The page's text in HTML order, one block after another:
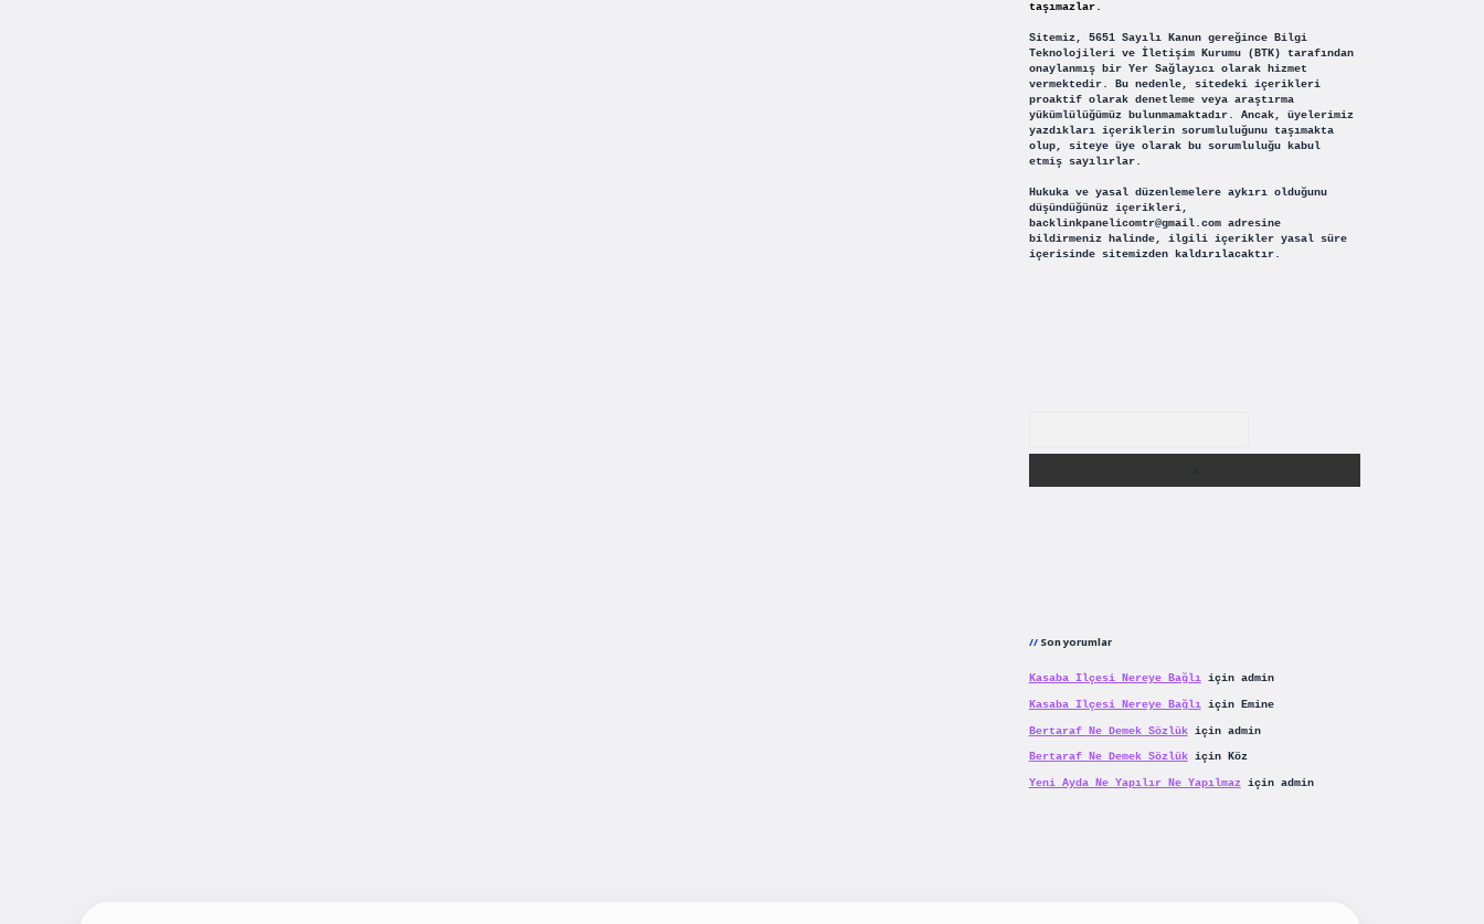
taşımazlar.
Sitemiz, 5651 Sayılı Kanun gereğince Bilgi
Teknolojileri ve İletişim Kurumu (BTK) tarafından
onaylanmış bir Yer Sağlayıcı olarak hizmet
vermektedir. Bu nedenle, sitedeki içerikleri
proaktif olarak denetleme veya araştırma
yükümlülüğümüz bulunmamaktadır. Ancak, üyelerimiz
yazdıkları içeriklerin sorumluluğunu taşımakta
olup, siteye üye olarak bu sorumluluğu kabul
etmiş sayılırlar.
Hukuka ve yasal düzenlemelere aykırı olduğunu
düşündüğünüz içerikleri,
backlinkpanelicomtr@gmail.comadresine
bildirmeniz halinde, ilgili içerikler yasal süre
içerisinde sitemizden kaldırılacaktır.
Son yorumlar
Kasaba Ilçesi Nereye Bağlıiçin admin
Kasaba Ilçesi Nereye Bağlıiçin Emine
Bertaraf Ne Demek Sözlükiçin admin
Bertaraf Ne Demek Sözlükiçin Köz
Yeni Ayda Ne Yapılır Ne Yapılmaziçin admin